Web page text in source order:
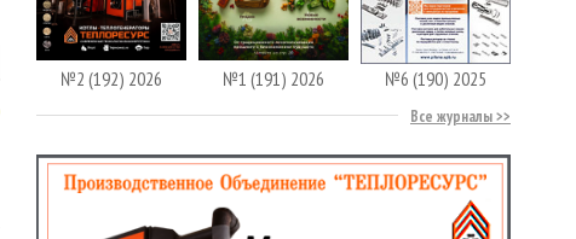
№2 (192) 2026 №1 (191) 2026 №6 (190) 2025
Все журналы